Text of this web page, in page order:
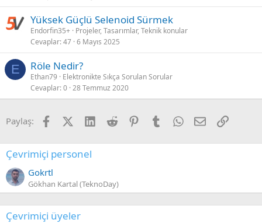
Yüksek Güçlü Selenoid Sürmek
Endorfin35+ Projeler, Tasarımlar, Teknik konular
Cevaplar 47 6 Mayıs 2025
E Röle Nedir?
Ethan79
Elektronikte Sıkça Sorulan Sorular
Cevaplar 0 28 Temmuz 2020
Paylaş: FacebookX (Twitter)
LinkedIn
Reddit PinterestTumblrWhatsApp
E-postaLink
Çevrimiçi personel
Gokrtl
Gökhan Kartal (TeknoDay)
Çevrimiçi üyeler